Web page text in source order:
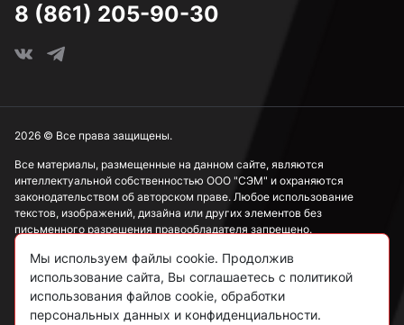
Под ключ 10 мм
Под ключ 15 мм
Под ключ 19 мм
8 (861) 205-90-30
Все материалы, размещенные на данном сайте, являются
интеллектуальной собственностью ООО "СЭМ" и охраняются
законодательством об авторском праве. Любое использование
текстов, изображений, дизайна или других элементов без
письменного разрешения правообладателя запрещено.
Информация, представленная на сайте, носит исключительно
ознакомительный характер и не может рассматриваться как
публичная оферта в соответствии со ст. 437 ГК РФ.
2026 © Все права защищены.
Мы используем файлы cookie. Продолжив
использование сайта, Вы соглашаетесь с политикой
использования файлов cookie, обработки
персональных данных и конфиденциальности.